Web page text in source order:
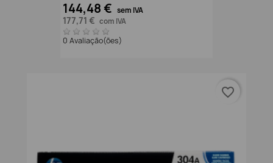
144,48 € sem IVA
177,71 € com IVA
0 Avaliação(ões)
favorite_border